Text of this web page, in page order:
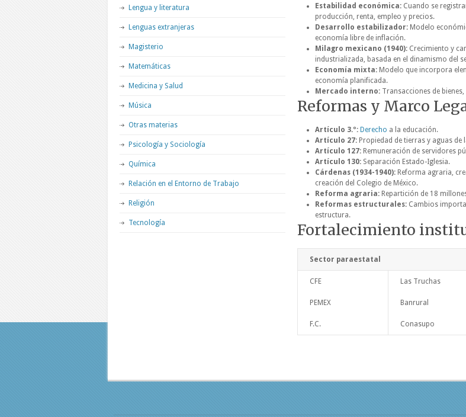
Estabilidad económica: Cuando se
producción, renta, empleo y precios.
Desarrollo estabilizador: Modelo
economía libre de inflación.
Milagro mexicano (1940): Crecimiento y
industrializada, basada en el dinamismo del
Economía mixta: Modelo que incorpora
economía planificada.
Mercado interno: Transacciones de
Reformas y Marco
Artículo 3.º: Derecho a la educación.
Artículo 27: Propiedad de tierras y aguas de
Artículo 127: Remuneración de servidores
Artículo 130: Separación Estado-Iglesia.
Cárdenas (1934-1940): Reforma agraria,
creación del Colegio de México.
Reforma agraria: Repartición de 18
Reformas estructurales: Cambios
estructura.
Fortalecimiento
Sector paraestatal
CFE Las Truchas
PEMEX Banrural
F.C. Conasupo
Lengua y literatura
Lenguas extranjeras
Magisterio
Matemáticas
Medicina y Salud
Música
Otras materias
Psicología y Sociología
Química
Relación en el Entorno de Trabajo
Religión
Tecnología